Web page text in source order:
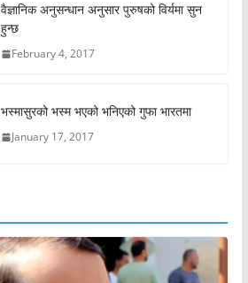
वैज्ञानिक अनुसन्धान अनुसार पुरुषको विर्यमा सुन
हुन्छ
February 4, 2017
भस्मासुरको भस्म भएको भनिएको गुफा भारतमा
January 17, 2017